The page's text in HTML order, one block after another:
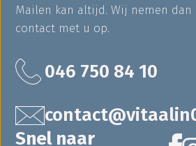
Mailen kan altijd. Wij nemen
contact met u op.
046 750 84 10
Snel naar